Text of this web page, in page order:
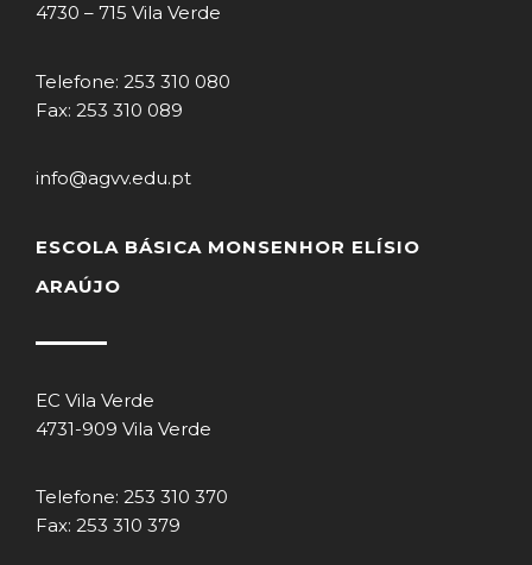
4730 – 715 Vila Verde
Telefone: 253 310 080
Fax: 253 310 089
info@agvv.edu.pt
ESCOLA BÁSICA MONSENHOR ELÍSIO
ARAÚJO
EC Vila Verde
4731-909 Vila Verde
Telefone: 253 310 370
Fax: 253 310 379